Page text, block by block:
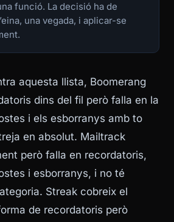
funció. La decisió ha de
una vegada, i aplicar-se
aquesta llista, Boomerang
dins del fil però falla en la
i els esborranys amb to
en absolut. Mailtrack
però falla en recordatoris,
i esborranys, i no té
Streak cobreix el
de recordatoris però